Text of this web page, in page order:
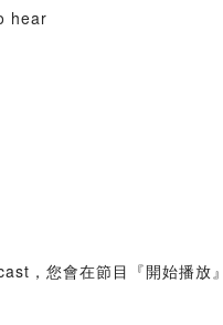
hear
，您會在節目『開始播